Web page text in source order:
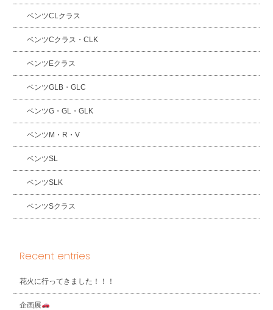
ベンツCLクラス
ベンツCクラス・CLK
ベンツEクラス
ベンツGLB・GLC
ベンツG・GL・GLK
ベンツM・R・V
ベンツSL
ベンツSLK
ベンツSクラス
Recent entries
花火に行ってきました！！！
企画展